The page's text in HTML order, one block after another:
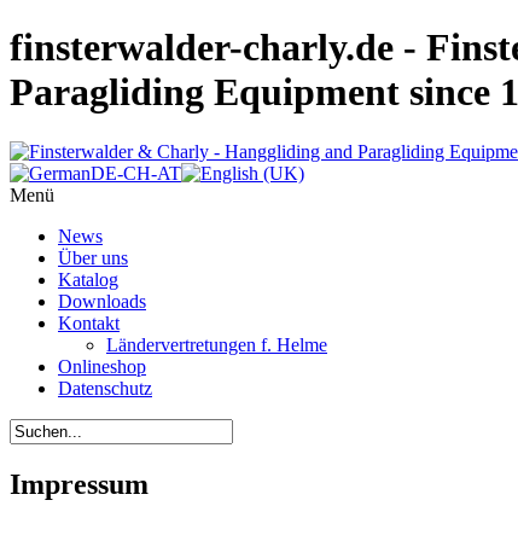
finsterwalder-charly.de -
Paragliding Equipment since
Menü
News
Über uns
Katalog
Downloads
Kontakt
Ländervertretungen f. Helme
Onlineshop
Datenschutz
Impressum